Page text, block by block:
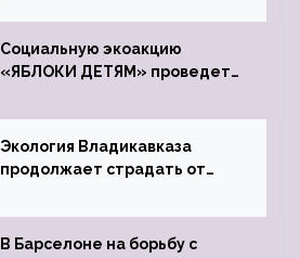
Социальную экоакцию
«ЯБЛОКИ ДЕТЯМ» проведет
Экология Владикавказа
продолжает страдать от
В Барселоне на борьбу с